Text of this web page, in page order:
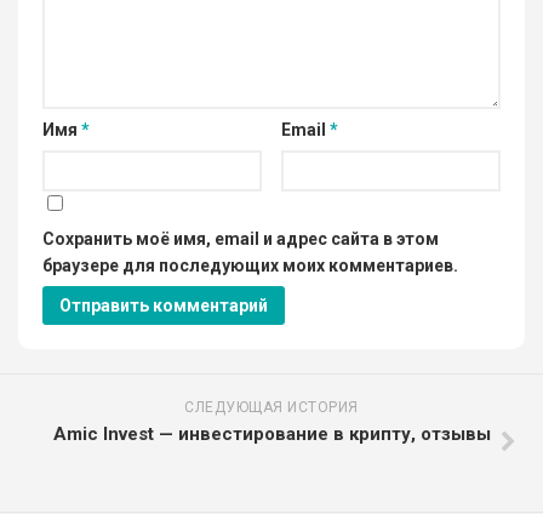
Имя * Email *
Сохранить моё имя, email и адрес сайта в этом
браузере для последующих моих комментариев.
СЛЕДУЮЩАЯ ИСТОРИЯ
Amic Invest — инвестирование в крипту, отзывы